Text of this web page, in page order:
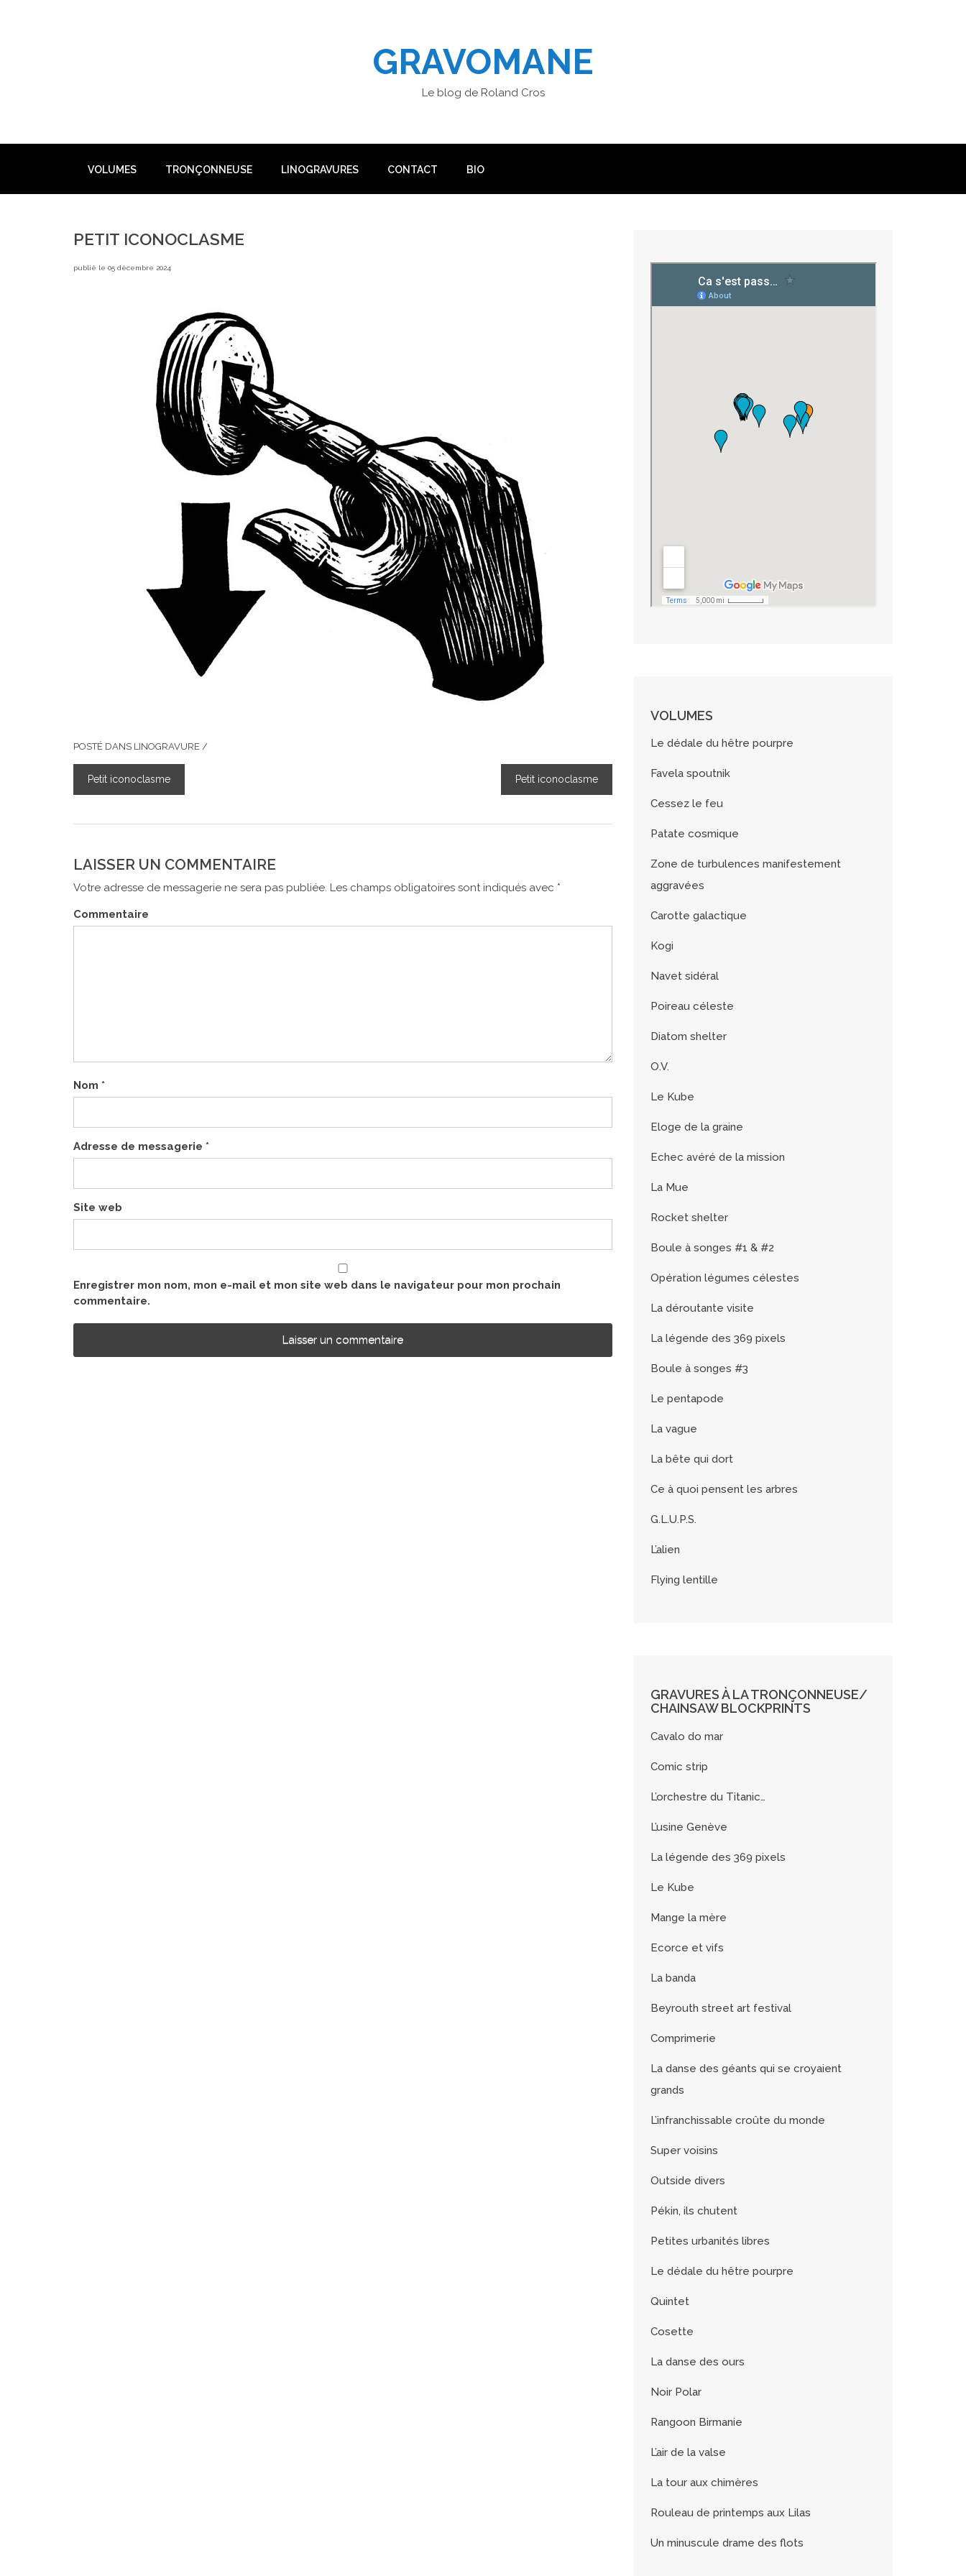
GRAVOMANE
Le blog de Roland Cros
VOLUMES TRONÇONNEUSE LINOGRAVURES CONTACT BIO
PETIT ICONOCLASME
publié le 05 décembre 2024
POSTÉ DANS LINOGRAVURE /
NAVIGATION
Petit iconoclasme Petit iconoclasme
LAISSER UN COMMENTAIRE
Votre adresse de messagerie ne sera pas publiée. Les champs obligatoires sont indiqués avec *
Commentaire
Nom *
Adresse de messagerie *
Site web
Enregistrer mon nom, mon e-mail et mon site web dans le navigateur pour mon prochain
commentaire.
VOLUMES
Le dédale du hêtre pourpre
Favela spoutnik
Cessez le feu
Patate cosmique
Zone de turbulences manifestement
aggravées
Carotte galactique
Kogi
Navet sidéral
Poireau céleste
Diatom shelter
O.V.
Le Kube
Eloge de la graine
Echec avéré de la mission
La Mue
Rocket shelter
Boule à songes #1 & #2
Opération légumes célestes
La déroutante visite
La légende des 369 pixels
Boule à songes #3
Le pentapode
La vague
La bête qui dort
Ce à quoi pensent les arbres
G.L.U.P.S.
L’alien
Flying lentille
GRAVURES À LA TRONÇONNEUSE/
CHAINSAW BLOCKPRINTS
Cavalo do mar
Comic strip
L’orchestre du Titanic…
L’usine Genève
La légende des 369 pixels
Le Kube
Mange la mère
Ecorce et vifs
La banda
Beyrouth street art festival
Comprimerie
La danse des géants qui se croyaient
grands
L’infranchissable croûte du monde
Super voisins
Outside divers
Pékin, ils chutent
Petites urbanités libres
Le dédale du hêtre pourpre
Quintet
Cosette
La danse des ours
Noir Polar
Rangoon Birmanie
L’air de la valse
La tour aux chimères
Rouleau de printemps aux Lilas
Un minuscule drame des flots